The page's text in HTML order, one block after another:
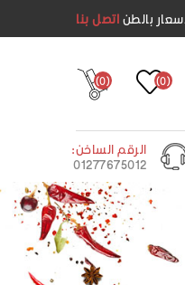
بالطن اتصل بنا
(0)
(0)
الرقم الساخن:
01277675012